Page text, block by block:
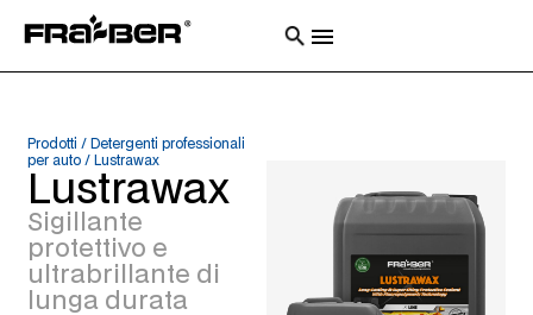
Prodotti /
Detergenti professionali
per auto/ Lustrawax
Lustrawax
Sigillante
protettivo e
ultrabrillante di
lunga durata